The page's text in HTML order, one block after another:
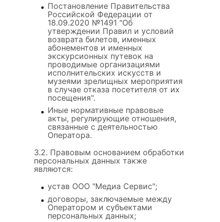
Постановление Правительства
Российской Федерации от
18.09.2020 №1491 "Об
утверждении Правил и условий
возврата билетов, именных
абонементов и именных
экскурсионных путевок на
проводимые организациями
исполнительских искусств и
музеями зрелищных мероприятия
в случае отказа посетителя от их
посещения".
Иные нормативные правовые
акты, регулирующие отношения,
связанные с деятельностью
Оператора.
3.2. Правовым основанием обработки
персональных данных также
являются:
устав ООО "Медиа Сервис";
договоры, заключаемые между
Оператором и субъектами
персональных данных;